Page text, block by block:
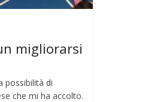
migliorarsi
possibilità di
che mi ha accolto.